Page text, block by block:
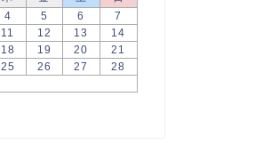
4 5 6
7
11 12 13
14
18 19 20
21
25 26 27
28